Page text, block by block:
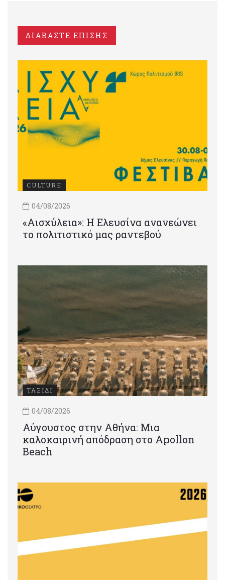
ΔΙΑΒΑΣΤΕ ΕΠΙΣΗΣ
CULTURE
04/08/2026
«Αισχύλεια»: Η Ελευσίνα ανανεώνει
το πολιτιστικό μας ραντεβού
ΤΑΞΙΔΙ
04/08/2026
Αύγουστος στην Αθήνα: Μια
καλοκαιρινή απόδραση στο Apollon
Beach